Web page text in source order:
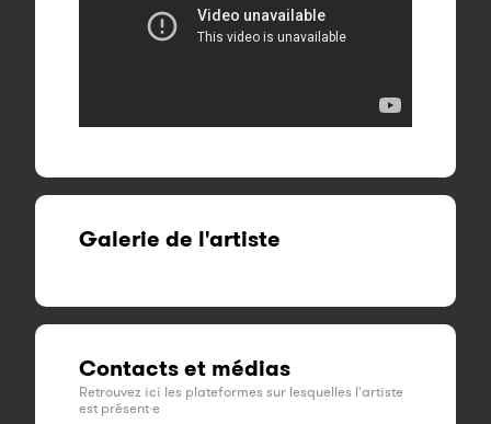
Galerie de l'artiste
Contacts et médias
Retrouvez ici les plateformes sur lesquelles l'artiste
est présent·e